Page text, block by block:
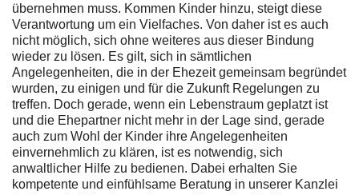
übernehmen muss. Kommen Kinder hinzu, steigt diese
Verantwortung um ein Vielfaches. Von daher ist es auch
nicht möglich, sich ohne weiteres aus dieser Bindung
wieder zu lösen. Es gilt, sich in sämtlichen
Angelegenheiten, die in der Ehezeit gemeinsam begründet
wurden, zu einigen und für die Zukunft Regelungen zu
treffen. Doch gerade, wenn ein Lebenstraum geplatzt ist
und die Ehepartner nicht mehr in der Lage sind, gerade
auch zum Wohl der Kinder ihre Angelegenheiten
einvernehmlich zu klären, ist es notwendig, sich
anwaltlicher Hilfe zu bedienen. Dabei erhalten Sie
kompetente und einfühlsame Beratung in unserer Kanzlei